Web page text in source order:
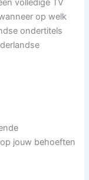
volledige TV
op welk
ondertitels
jouw behoeften